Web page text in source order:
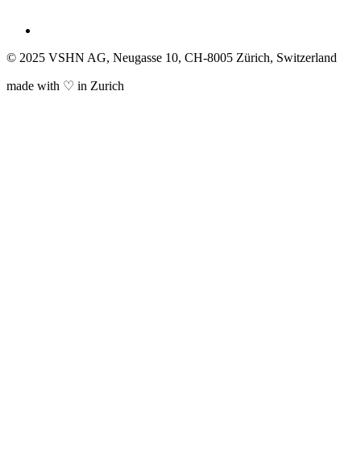
© 2025 VSHN AG, Neugasse 10, CH-8005 Zürich, Switzerland
made with ♡ in Zurich